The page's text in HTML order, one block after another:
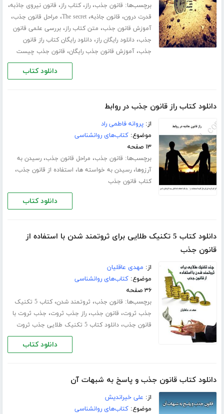
برچسب‌ها: قانون جذب،راز،کتاب راز، قانون نیروی جاذبه،
قدرت درون، قانون جاذبه،The secret، مراحل قانون جذب،
آموزش قانون جذب، متن کتاب راز،بررسی علمی قانون
جذب،دانلود رایگان راز،دانلود رایگان کتاب راز قانون
جذب،آموزش قانون جذب رایگان، قانون جذب چیست
دانلود کتاب
دانلود کتاب راز قانون جذب در روابط
از:پروانه فاطمی راد
موضوع:کتاب‌های روانشناسی
۱۳ صفحه
برچسب‌ها: قانون جذب، مراحل قانون جذب،رسیدن به
آرزوها،رسیدن به خواسته ها، استفاده از قانون جذب،
کتاب قانون جذب
دانلود کتاب
دانلود کتاب 5 تکنیک طلایی برای ثروتمند شدن با استفاده از
قانون جذب
از: مهدی عاقلیان
موضوع:کتاب‌های روانشناسی
۳۶ صفحه
برچسب‌ها: قانون جذب، ثروتمند شدن،
کتاب 5 تکنیک
جذب ثروت، قانون جذب،راز جذب ثروت، جذب ثروت با
قانون جذب،دانلود کتاب 5 تکنیک طلایی جذب ثروت
دانلود کتاب
دانلود کتاب قانون جذب و پاسخ به شبهات آن
از: علی خیراندیش
موضوع:کتاب‌های روانشناسی